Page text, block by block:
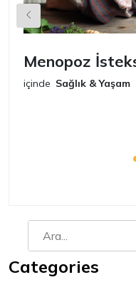
Menopoz
içinde Sağlık & Yaşam
Categories